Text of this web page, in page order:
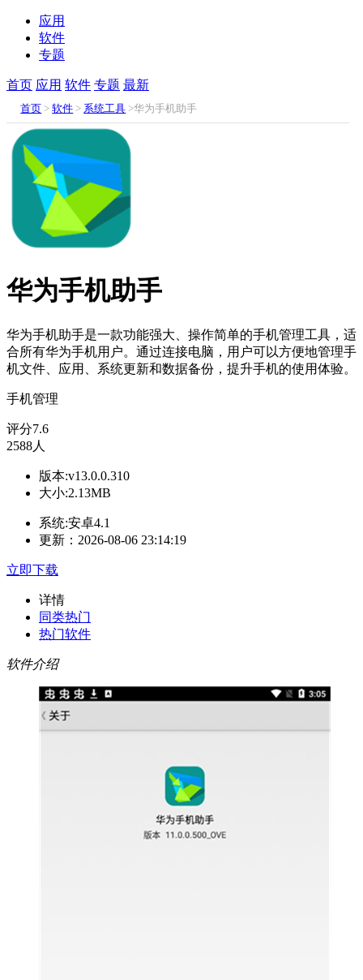
应用
软件
专题
首页 应用 软件 专题 最新
首页 >软件 > 系统工具 >华为手机助手
华为手机助手
华为手机助手是一款功能强大、操作简单的手机管理工具，适
合所有华为手机用户。通过连接电脑，用户可以方便地管理手
机文件、应用、系统更新和数据备份，提升手机的使用体验。
手机管理
评分7.6
2588人
版本:v13.0.0.310
大小:2.13MB
系统:安卓4.1
更新：2026-08-06 23:14:19
立即下载
详情
同类热门
热门软件
软件介绍